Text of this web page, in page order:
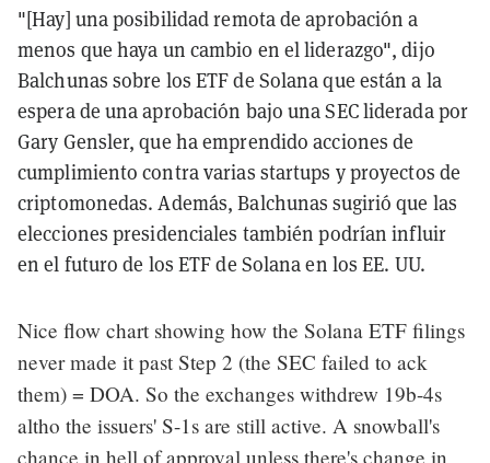
"[Hay] una posibilidad remota de aprobación a
menos que haya un cambio en el liderazgo", dijo
Balchunas sobre los ETF de Solana que están a la
espera de una aprobación bajo una SEC liderada por
Gary Gensler, que ha emprendido acciones de
cumplimiento contra varias startups y proyectos de
criptomonedas. Además, Balchunas sugirió que las
elecciones presidenciales también podrían influir
en el futuro de los ETF de Solana en los EE. UU.
Nice flow chart showing how the Solana ETF filings
never made it past Step 2 (the SEC failed to ack
them) = DOA. So the exchanges withdrew 19b-4s
altho the issuers' S-1s are still active. A snowball's
chance in hell of approval unless there's change in